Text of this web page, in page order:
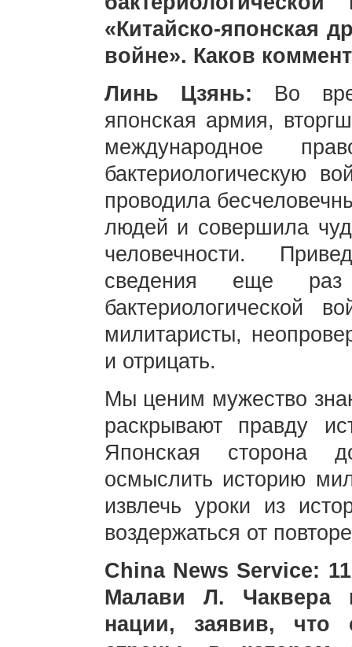
«Китайско-японская
войне». Каков
Линь Цзянь: Во
японская армия,
международное
бактериологическую
проводила
людей и совершила
человечности.
сведения еще
бактериологической
милитаристы,
и отрицать.
Мы ценим мужество
раскрывают правду
Японская сторона
осмыслить историю
извлечь уроки из
воздержаться от
China News Service:
Малави Л. Чаквера
нации, заявив, что